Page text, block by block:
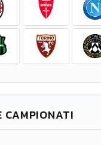
CAMPIONATI